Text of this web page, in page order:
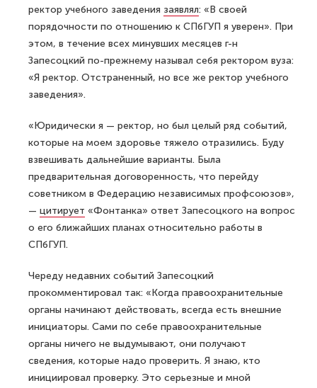
ректор учебного заведения заявлял: «В своей
порядочности по отношению к СПбГУП я уверен». При
этом, в течение всех минувших месяцев г-н
Запесоцкий по-прежнему называл себя ректором вуза:
«Я ректор. Отстраненный, но все же ректор учебного
заведения».
«Юридически я — ректор, но был целый ряд событий,
которые на моем здоровье тяжело отразились. Буду
взвешивать дальнейшие варианты. Была
предварительная договоренность, что перейду
советником в Федерацию независимых профсоюзов»,
— цитирует «Фонтанка» ответ Запесоцкого на вопрос
о его ближайших планах относительно работы в
СПбГУП.
Череду недавних событий Запесоцкий
прокомментировал так: «Когда правоохранительные
органы начинают действовать, всегда есть внешние
инициаторы. Сами по себе правоохранительные
органы ничего не выдумывают, они получают
сведения, которые надо проверить. Я знаю, кто
инициировал проверку. Это серьезные и мной